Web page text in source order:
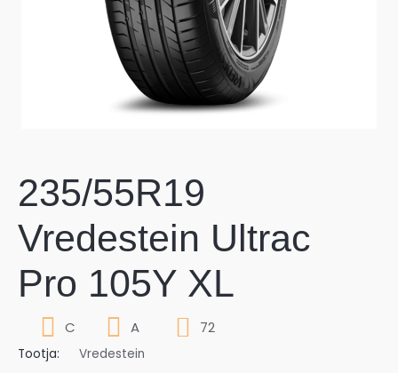
235/55R19
Vredestein Ultrac
Pro 105Y XL
C A 72
Tootja: Vredestein